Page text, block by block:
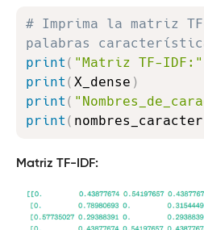
# Imprima la matriz
palabras
print ( "Matriz TF-IDF:"
print ( X_dense )
print (
print (
Matriz TF-IDF: